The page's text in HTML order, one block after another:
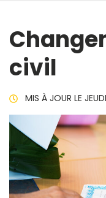
civil
MIS À JOUR LE